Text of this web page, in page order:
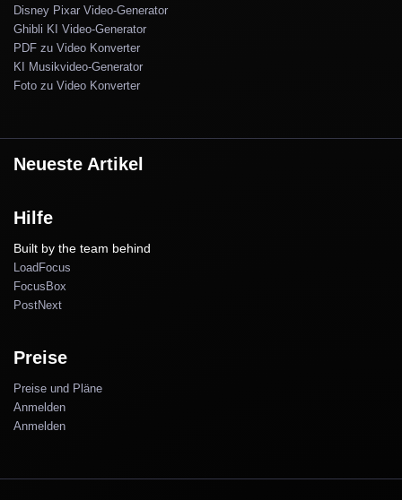
Disney Pixar Video-Generator
Ghibli KI Video-Generator
PDF zu Video Konverter
KI Musikvideo-Generator
Foto zu Video Konverter
Neueste Artikel
Hilfe
Built by the team behind
LoadFocus
FocusBox
PostNext
Preise
Preise und Pläne
Anmelden
Anmelden